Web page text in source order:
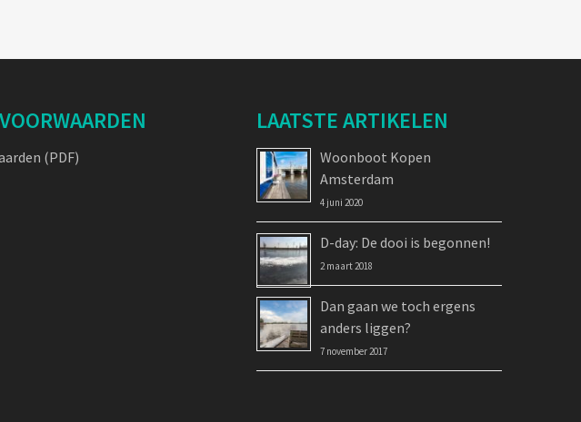
(PDF)
LAATSTE ARTIKELEN
Woonboot Kopen
Amsterdam
4 juni 2020
D-day: De dooi is begonnen!
2 maart 2018
Dan gaan we toch ergens
anders liggen?
7 november 2017